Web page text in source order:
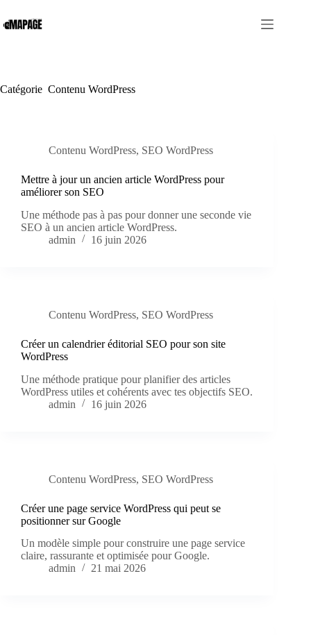
au
contenu
Catégorie Contenu WordPress
Contenu WordPress, SEO WordPress
Mettre à jour un ancien article WordPress pour
améliorer son SEO
Une méthode pas à pas pour donner une seconde vie
SEO à un ancien article WordPress.
admin
16 juin 2026
Contenu WordPress, SEO WordPress
Créer un calendrier éditorial SEO pour son site
WordPress
Une méthode pratique pour planifier des articles
WordPress utiles et cohérents avec tes objectifs SEO.
admin
16 juin 2026
Contenu WordPress, SEO WordPress
Créer une page service WordPress qui peut se
positionner sur Google
Un modèle simple pour construire une page service
claire, rassurante et optimisée pour Google.
admin
21 mai 2026